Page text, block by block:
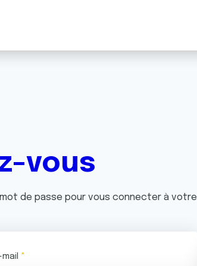
vous
de passe pour vous connecter à votre